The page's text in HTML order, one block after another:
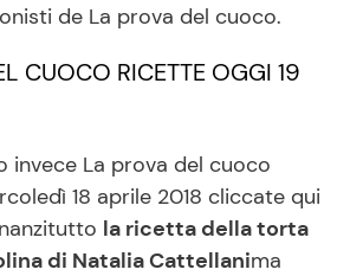
de La prova del cuoco.
CUOCO RICETTE OGGI 19
invece La prova del cuoco
18 aprile 2018 cliccate qui
la ricetta della torta
di Natalia Cattellanima